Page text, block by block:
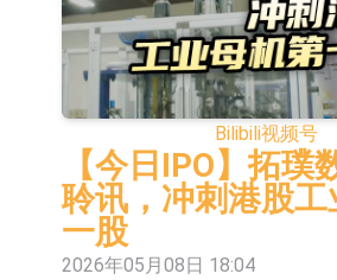
强国际运营能力的大
因美纳：首批由中国
产的本土化产品完成
鲁阳节能：公司汽车
E2K、HBD系列产品
日韩股市收盘双双下挫
北京君正：预计后续
度调价的模式
【异动股】汽车整车
蓝谷(600733.CN)跌
【异动股】港股涨幅
Bilibili视频号
【今日IPO】拓璞
聆讯，冲刺港股
一股
2026年05月08日 18:04